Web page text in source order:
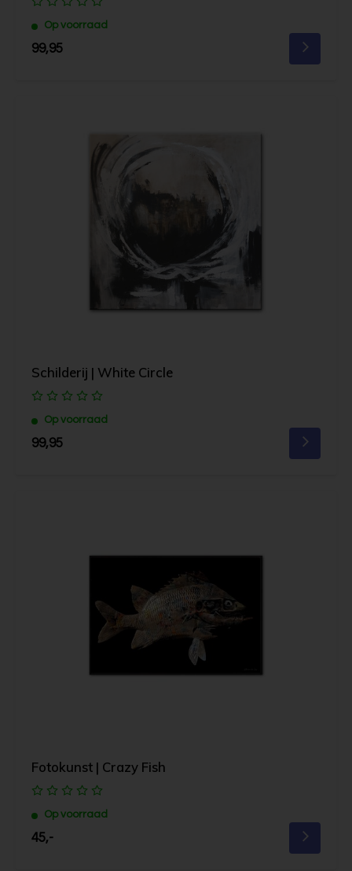
Op voorraad
99,95
Schilderij | White Circle
Op voorraad
99,95
Fotokunst | Crazy Fish
Op voorraad
45,-